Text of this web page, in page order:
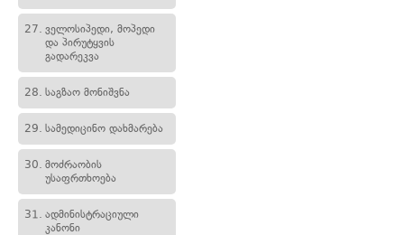
27. ველოსიპედი, მოპედი
და პირუტყვის
გადარეკვა
28. საგზაო მონიშვნა
29. სამედიცინო დახმარება
30. მოძრაობის
უსაფრთხოება
31. ადმინისტრაციული
კანონი